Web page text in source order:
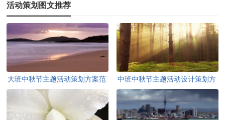
活动策划图文推荐
大班中秋节主题活动策划方案范
文（精选7篇）
中班中秋节主题活动设计策划方
案范文（通用10篇）